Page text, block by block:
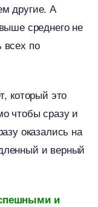
другие. А
среднего не
всех по
который это
чтобы сразу и
оказались на
и верный
и